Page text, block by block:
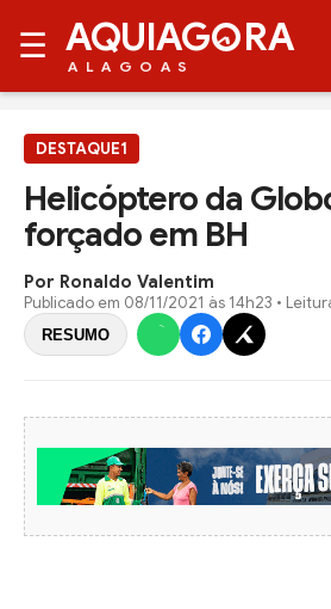
☰ AQUIAG RA
ALAGOAS
DESTAQUE1
Helicóptero da
forçado em BH
Por Ronaldo Valentim
Publicado em 08/11/2021 às 14h23 •
RESUMO